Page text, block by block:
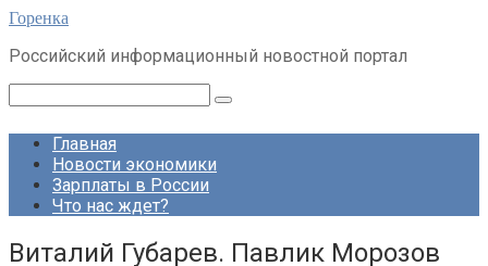
Перейти
контенту
Горенка
Российский информационный новостной портал
Главная
Новости экономики
Зарплаты в России
Что нас ждет?
Виталий Губарев. Павлик Морозов